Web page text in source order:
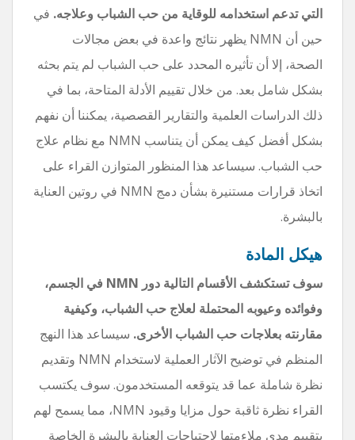
التي تدعم استخدامه للوقاية من حب الشباب وعلاجه. في
حين أن NMN يظهر نتائج واعدة في بعض مجالات
الصحة، إلا أن تأثيره المحدد على حب الشباب لم يتم بحثه
بشكل شامل بعد. من خلال تقييم الأدلة المتاحة، بما في
ذلك الدراسات العلمية والتقارير القصصية، يمكننا أن نفهم
بشكل أفضل كيف يمكن أن يتناسب NMN مع نظام علاج
حب الشباب. سيساعد هذا المنظور المتوازن القراء على
اتخاذ قرارات مستنيرة بشأن دمج NMN في روتين العناية
بالبشرة.
هيكل المادة
سوف تستكشف الأقسام التالية دور NMN في الجسم،
وفوائده وعيوبه المحتملة لعلاج حب الشباب، وكيفية
مقارنته بعلاجات حب الشباب الأخرى. سيساعد هذا النهج
المنظم في توضيح الآثار العملية لاستخدام NMN وتقديم
نظرة شاملة عما قد يتوقعه المستخدمون. سوف يكتسب
القراء نظرة ثاقبة حول مزايا وقيود NMN، مما يسمح لهم
بتقييم مدى ملاءمتها لاحتياجات العناية بالبشرة الخاصة